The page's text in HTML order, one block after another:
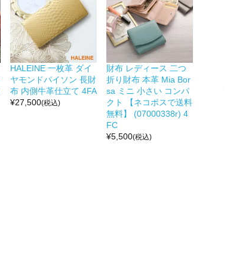
HALEINE 一枚革 ダイ
ヤモンドパイソン 長財
布 内側牛革仕立て 4FA
¥27,500(税込)
財布 レディース 二つ
折り財布 本革 Mia Bor
sa ミニ 小さい コンパ
クト 【ネコポスで送料
無料】 (07000338r) 4
FC
¥5,500(税込)